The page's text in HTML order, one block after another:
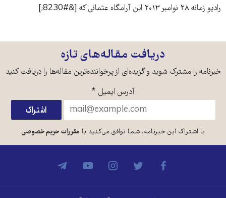
رادیو زمانه ۲۸ نوامبر ۲۰۱۳ این آرامگاه عثمانی که [&#8230;]
دریافت مقاله‌های تازه
خبرنامه را مشترک شوید و گزیده‌ای از پرخواننده‌ترین مقاله‌ها را دریافت کنید
آدرس ایمیل *
با اشتراک این خبرنامه، شما توافق می‌کنید بامقررات حریم خصوصی